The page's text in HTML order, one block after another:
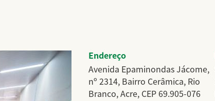
Endereço
Avenida Epaminondas Jácome,
nº 2314, Bairro Cerâmica, Rio
Branco, Acre, CEP 69.905-076